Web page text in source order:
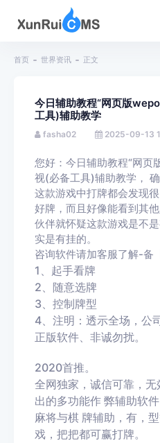
首页 世界资讯 正文
今日辅助教程“网页版
工具)辅助教学
fasha02 2025-09-13
您好：今日辅助教程“网
视(必备工具)辅助教学 ，
这款游戏中打牌都会发现
好牌，而且好像能看到其
伙伴就怀疑这款游戏是不
实是有挂的。
咨询软件请加客服了解-备
1、起手看牌
2、随意选牌
3、控制牌型
4、注明：透示全场，公
正版软件、非诚勿扰。
2020首推。
全网独家，诚信可靠，
出的多功能作 弊辅助软
麻将与棋 牌辅助，有，
戏，把把都可赢打牌。